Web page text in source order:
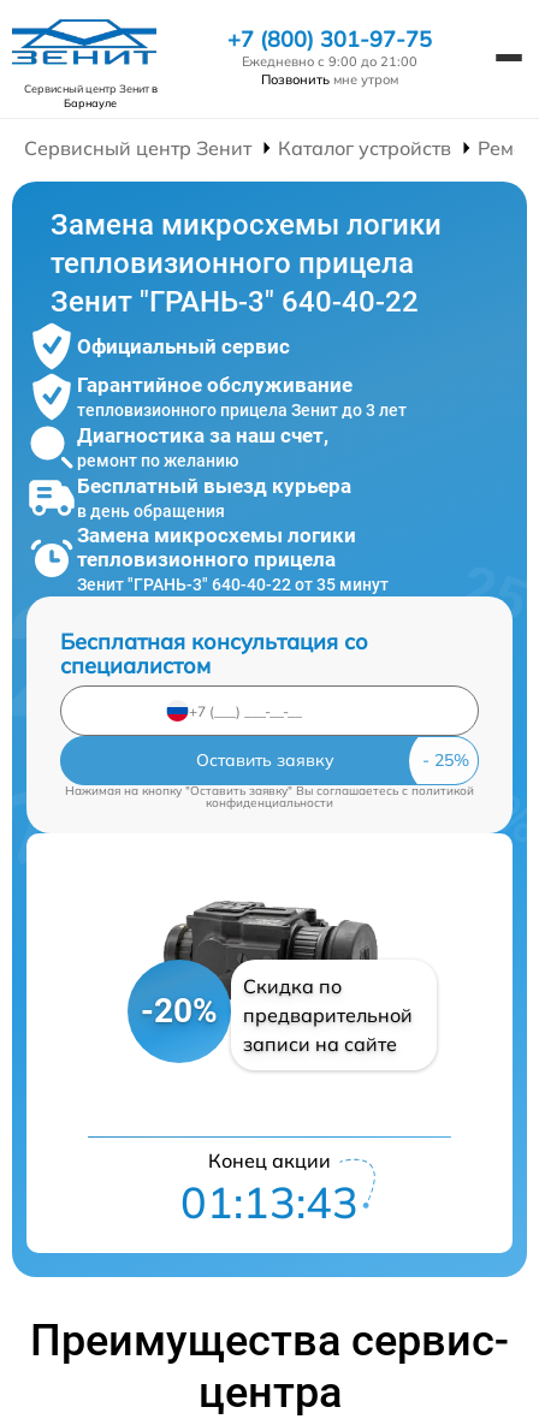
Сервисный центр Зенитв
Барнауле
+7 (800) 301-97-75
Ежедневно с 9:00 до 21:00
Позвонить мне утром
Сервисный центр Зенит Каталог устройств
Замена микросхемы логики
тепловизионного прицела
Зенит "ГРАНЬ-3" 640-40-22
Официальный сервис
Гарантийное обслуживание
тепловизионного прицела Зенит до 3 лет
Диагностика за наш счет,
ремонт по желанию
Бесплатный выезд курьера
в день обращения
Замена микросхемы логики
тепловизионного прицела
Зенит "ГРАНЬ-3" 640-40-22 от 35 минут
Бесплатная консультация со
специалистом
Оставить заявку
Нажимая на кнопку "Оставить заявку" Вы соглашаетесь cполитикой
конфиденциальности
-20%
Скидка по
предварительной
записи на сайте
Конец акции
01:13:42
Преимущества сервис-
центра